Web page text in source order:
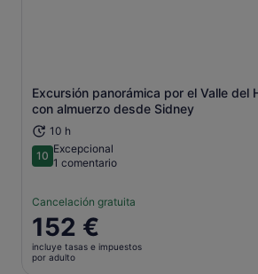
Excursión panorámica por el Valle del
con almuerzo desde Sidney
10 h
1010 sobre 10
Excepcional
1 comentario
Cancelación gratuita
El
precio
es
152 €
incluye tasas e impuestos
por adulto
Se abre en